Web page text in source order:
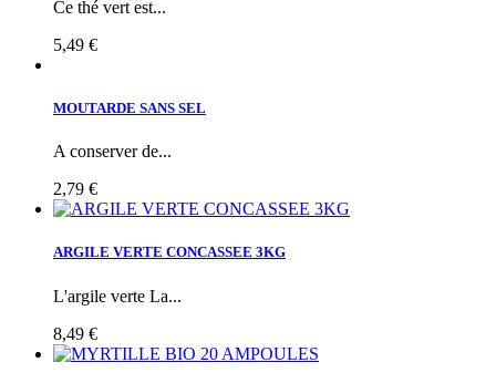
Ce thé vert est...
5,49 €
MOUTARDE SANS SEL
A conserver de...
2,79 €
ARGILE VERTE CONCASSEE 3KG
L'argile verte La...
8,49 €